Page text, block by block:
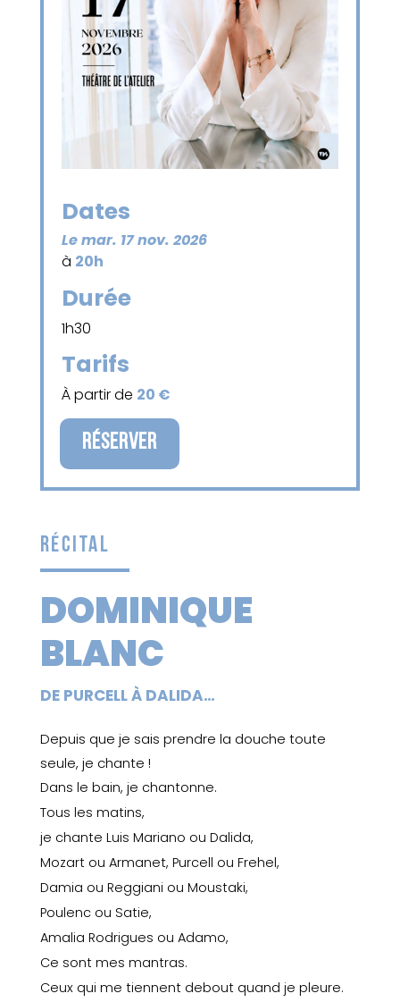
Dates
Le mar. 17 nov. 2026
à 20h
Durée
1h30
Tarifs
À partir de 20 €
RÉSERVER
RÉCITAL
DOMINIQUE
BLANC
DE PURCELL À DALIDA…
Depuis que je sais prendre la douche toute
seule, je chante !
Dans le bain, je chantonne.
Tous les matins,
je chante Luis Mariano ou Dalida,
Mozart ou Armanet, Purcell ou Frehel,
Damia ou Reggiani ou Moustaki,
Poulenc ou Satie,
Amalia Rodrigues ou Adamo,
Ce sont mes mantras.
Ceux qui me tiennent debout quand je pleure.